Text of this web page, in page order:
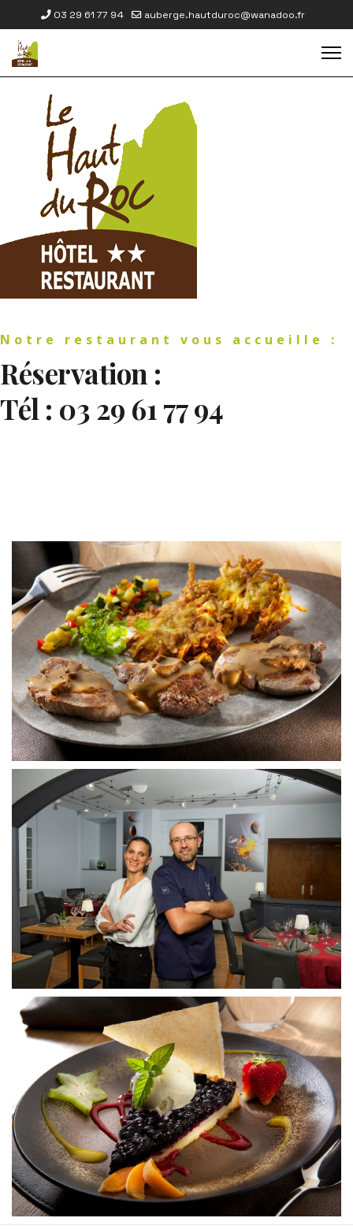
03 29 61 77 94 auberge.hautduroc@wanadoo.fr
Notre restaurant vous accueille :
Réservation :
Tél : 03 29 61 77 94